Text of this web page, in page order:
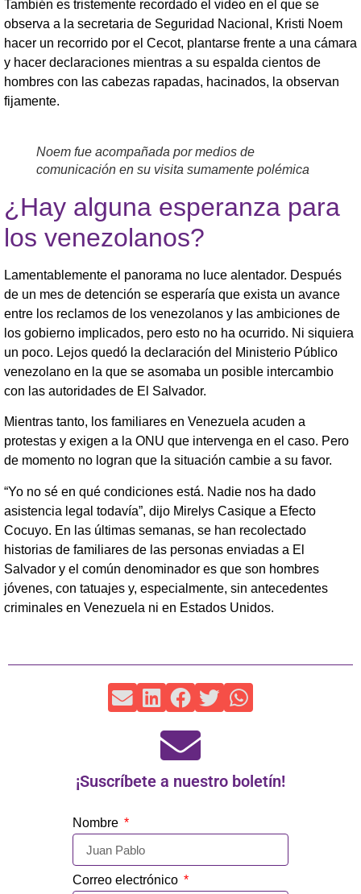
También es tristemente recordado el video en el que se
observa a la secretaria de Seguridad Nacional, Kristi Noem
hacer un recorrido por el Cecot, plantarse frente a una cámara
y hacer declaraciones mientras a su espalda cientos de
hombres con las cabezas rapadas, hacinados, la observan
fijamente.
Noem fue acompañada por medios de
comunicación en su visita sumamente polémica
¿Hay alguna esperanza para
los venezolanos?
Lamentablemente el panorama no luce alentador. Después
de un mes de detención se esperaría que exista un avance
entre los reclamos de los venezolanos y las ambiciones de
los gobierno implicados, pero esto no ha ocurrido. Ni siquiera
un poco. Lejos quedó la declaración del Ministerio Público
venezolano en la que se asomaba un posible intercambio
con las autoridades de El Salvador.
Mientras tanto, los familiares en Venezuela acuden a
protestas y exigen a la ONU que intervenga en el caso. Pero
de momento no logran que la situación cambie a su favor.
“Yo no sé en qué condiciones está. Nadie nos ha dado
asistencia legal todavía”, dijo Mirelys Casique a Efecto
Cocuyo. En las últimas semanas, se han recolectado
historias de familiares de las personas enviadas a El
Salvador y el común denominador es que son hombres
jóvenes, con tatuajes y, especialmente, sin antecedentes
criminales en Venezuela ni en Estados Unidos.
¡Suscríbete a nuestro boletín!
Nombre
Correo electrónico